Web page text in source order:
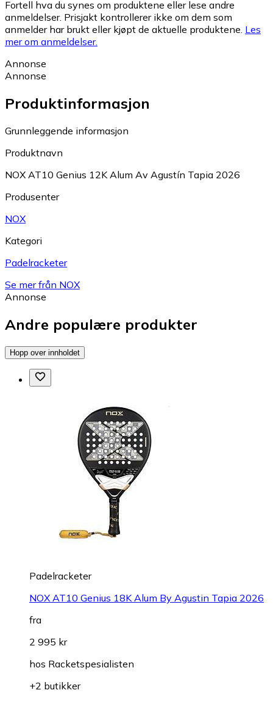
Fortell hva du synes om produktene eller lese andre
anmeldelser. Prisjakt kontrollerer ikke om dem som
anmelder har brukt eller kjøpt de aktuelle produktene. Les
mer om anmeldelser.
Annonse
Annonse
Produktinformasjon
Grunnleggende informasjon
Produktnavn
NOX AT10 Genius 12K Alum Av Agustín Tapia 2026
Produsenter
NOX
Kategori
Padelracketer
Se mer från NOX
Annonse
Andre populære produkter
Hopp over innholdet
Padelracketer
NOX AT10 Genius 18K Alum By Agustin Tapia 2026
fra
2 995 kr
hos Racketspesialisten
+2 butikker